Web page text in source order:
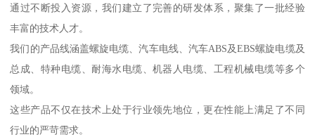
通过不断投入资源，我们建立了完善的研发体系，聚集了一批经验
丰富的技术人才。
我们的产品线涵盖螺旋电缆、汽车电线、汽车ABS及EBS螺旋电缆及
总成、特种电缆、耐海水电缆、机器人电缆、工程机械电缆等多个
领域。
这些产品不仅在技术上处于行业领先地位，更在性能上满足了不同
行业的严苛需求。